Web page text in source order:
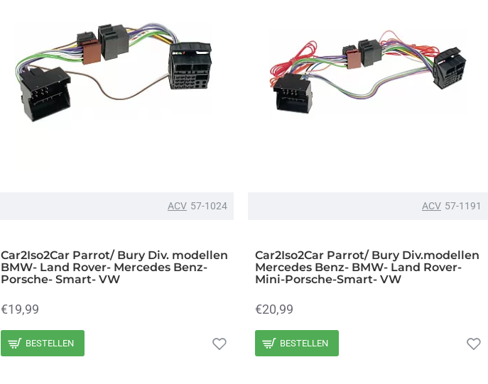
ACV 57-1024
Car2Iso2Car Parrot/ Bury Div. modellen
BMW- Land Rover- Mercedes Benz-
Porsche- Smart- VW
€19,99
BESTELLEN
ACV 57-1191
Car2Iso2Car Parrot/ Bury Div.modellen
Mercedes Benz- BMW- Land Rover-
Mini-Porsche-Smart- VW
€20,99
BESTELLEN